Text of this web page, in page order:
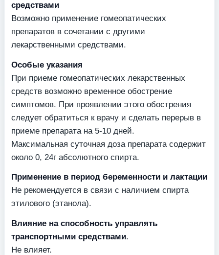
средствами
Возможно применение гомеопатических
препаратов в сочетании с другими
лекарственными средствами.
Особые указания
При приеме гомеопатических лекарственных
средств возможно временное обострение
симптомов. При проявлении этого обострения
следует обратиться к врачу и сделать перерыв в
приеме препарата на 5-10 дней.
Максимальная суточная доза препарата содержит
около 0, 24г абсолютного спирта.
Применение в период беременности и лактации
Не рекомендуется в связи с наличием спирта
этилового (этанола).
Влияние на способность управлять
транспортными средствами.
Не влияет.